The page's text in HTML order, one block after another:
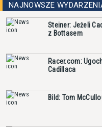
NAJNOWSZE
Steiner: Jeżeli
z Bottasem
Racer.com:
Cadillaca
Bild: Tom